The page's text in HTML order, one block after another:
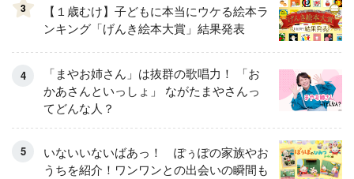
3
【１歳むけ】子どもに本当にウケる絵本ラ
ンキング「げんき絵本大賞」結果発表
「まやお姉さん」は抜群の歌唱力！ 「お
かあさんといっしょ」 ながたまやさんっ
てどんな人？
いないいないばあっ！ ぽぅぽの家族やお
うちを紹介！ワンワンとの出会いの瞬間も